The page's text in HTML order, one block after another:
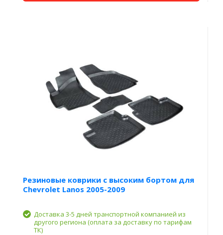
Резиновые коврики с высоким бортом для
Chevrolet Lanos 2005-2009
Доставка 3-5 дней транспортной компанией из
другого региона (оплата за доставку по тарифам
ТК)